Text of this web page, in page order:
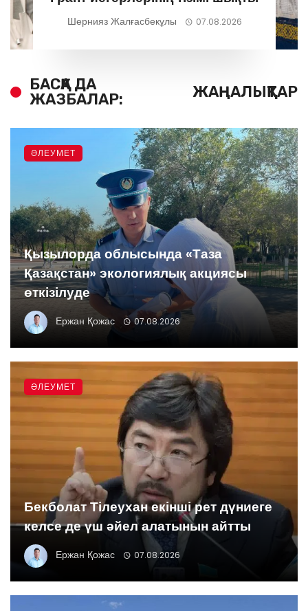
Шернияз Жалғасбекұлы 07.08.2026
БАСҚА ДА
ЖАЗБАЛАР:
ЖАҢАЛЫҚТАР
Қызылорда облысында «Таза
Қазақстан» экологиялық акциясы
өткізілуде
Ержан Қожас 07.08.2026
ӘЛЕУМЕТ
Бекболат Тілеухан екінші рет дүниеге
келсе де үш әйел алатынын айтты
Ержан Қожас 07.08.2026
ӘЛЕУМЕТ